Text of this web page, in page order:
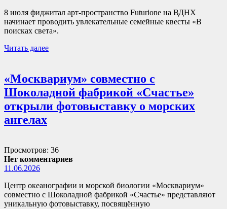
8 июля фиджитал арт-пространство Futurione на ВДНХ
начинает проводить увлекательные семейные квесты «В
поисках света».
Читать далее
«Москвариум» совместно с
Шоколадной фабрикой «Счастье»
открыли фотовыставку о морских
ангелах
Просмотров: 36
Нет комментариев
11.06.2026
Центр океанографии и морской биологии «Москвариум»
совместно с Шоколадной фабрикой «Счастье» представляют
уникальную фотовыставку, посвящённую